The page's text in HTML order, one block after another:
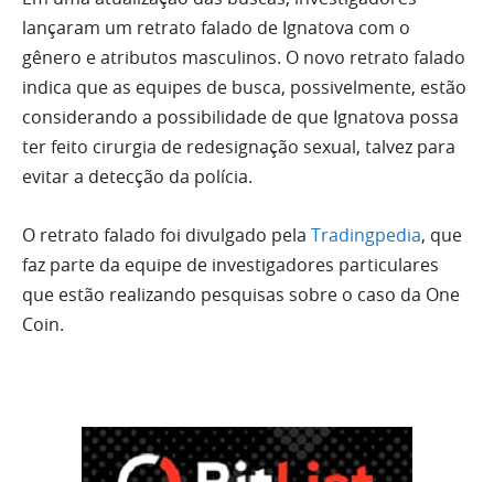
lançaram um retrato falado de Ignatova com o
gênero e atributos masculinos. O novo retrato falado
indica que as equipes de busca, possivelmente, estão
considerando a possibilidade de que Ignatova possa
ter feito cirurgia de redesignação sexual, talvez para
evitar a detecção da polícia.
O retrato falado foi divulgado pela Tradingpedia, que
faz parte da equipe de investigadores particulares
que estão realizando pesquisas sobre o caso da One
Coin.